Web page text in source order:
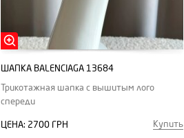
ШАПКА BALENCIAGA 13684
Трикотажная шапка с вышитым лого
спереди
ЦЕНА: 2700 ГРН Купить